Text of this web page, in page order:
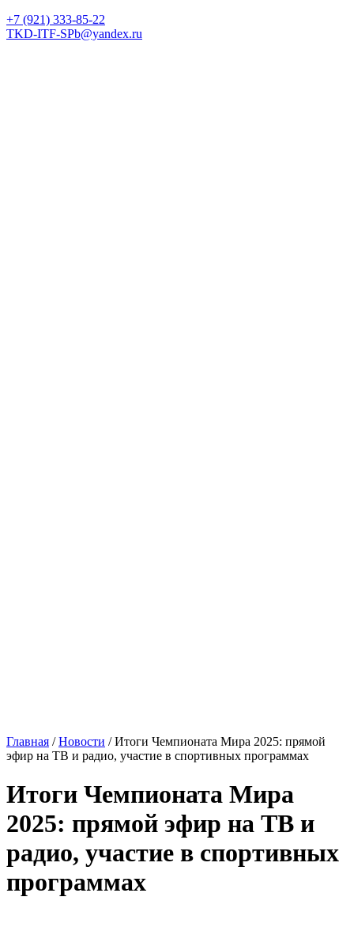
+7 (921) 333-85-22
TKD-ITF-SPb@yandex.ru
Главная /Новости /Итоги Чемпионата Мира 2025: прямой
эфир на ТВ и радио, участие в спортивных программах
Итоги Чемпионата Мира
2025: прямой эфир на ТВ и
радио, участие в спортивных
программах